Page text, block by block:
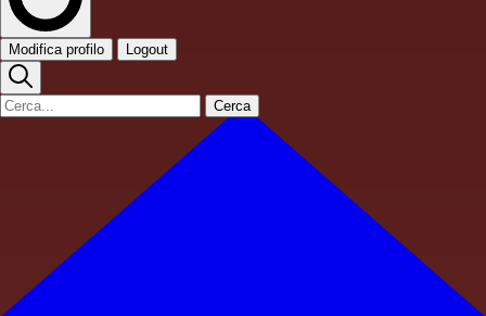
Modifica profilo Logout
Cerca